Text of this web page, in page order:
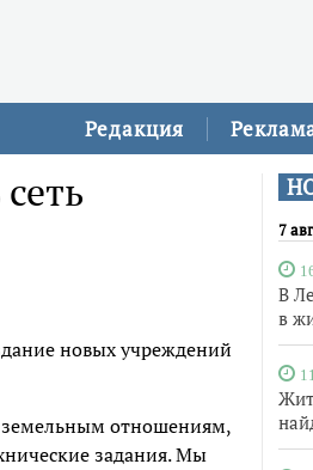
Редакция
7
В
в
новых учреждений
земельным отношениям,
задания. Мы